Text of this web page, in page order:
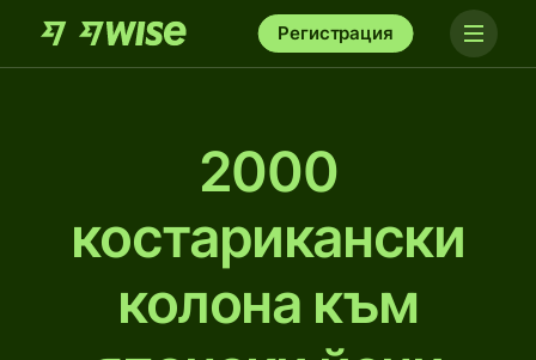
Регистрация
2000
костарикански
колона към